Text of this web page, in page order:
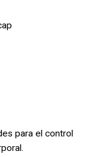
para el control